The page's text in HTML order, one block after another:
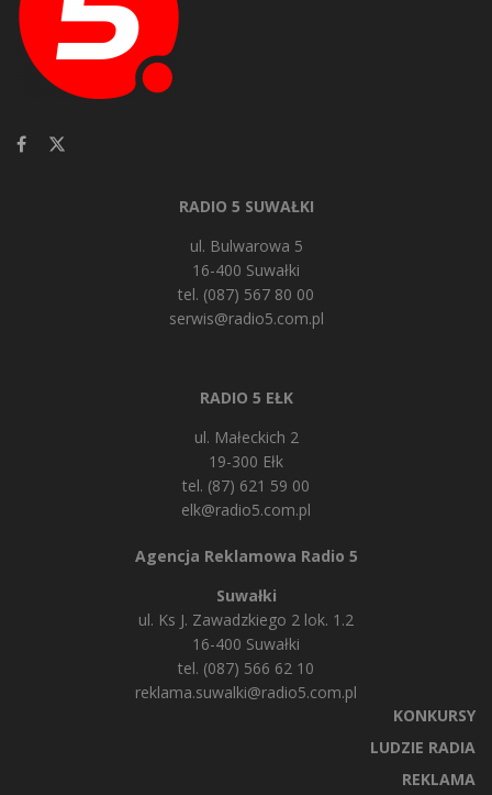
RADIO 5 SUWAŁKI
ul. Bulwarowa 5
16-400 Suwałki
tel. (087) 567 80 00
serwis@radio5.com.pl
RADIO 5 EŁK
ul. Małeckich 2
19-300 Ełk
tel. (87) 621 59 00
elk@radio5.com.pl
Agencja Reklamowa Radio 5
Suwałki
ul. Ks J. Zawadzkiego 2 lok. 1.2
16-400 Suwałki
tel. (087) 566 62 10
reklama.suwalki@radio5.com.pl
KONKURSY
LUDZIE RADIA
REKLAMA